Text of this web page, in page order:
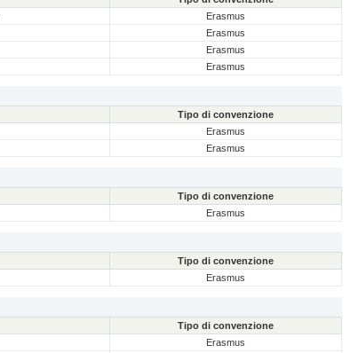
Erasmus
Erasmus
Erasmus
Erasmus
Tipo di convenzione
Erasmus
Erasmus
Tipo di convenzione
Erasmus
Tipo di convenzione
Erasmus
Tipo di convenzione
Erasmus